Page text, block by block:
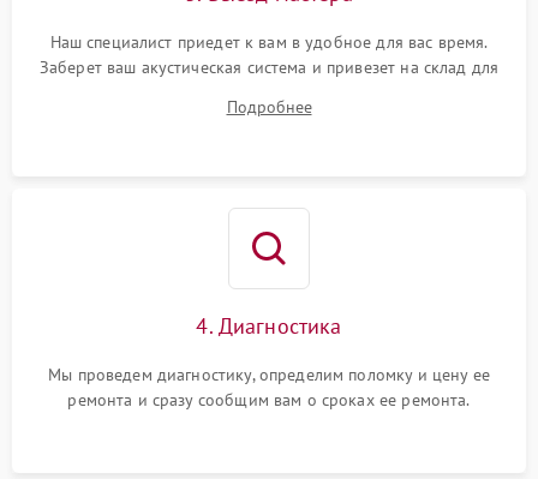
Наш специалист приедет к вам в удобное для вас время.
Заберет ваш акустическая система и привезет на склад для
Подробнее
4. Диагностика
Мы проведем диагностику, определим поломку и цену ее
ремонта и сразу сообщим вам о сроках ее ремонта.